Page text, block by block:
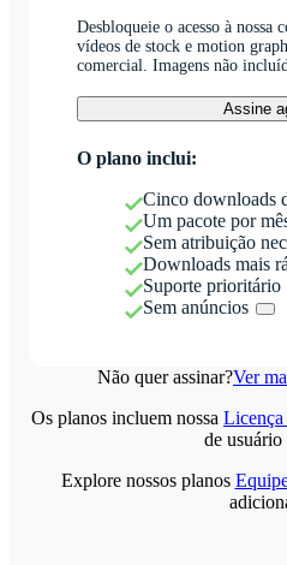
Desbloqueie o acesso à nossa
vídeos de stock e motion
comercial. Imagens não
Assine
O plano inclui:
Cinco downloads
Um pacote por
Sem atribuição
Downloads mais
Suporte prioritário
Sem anúncios
Não quer assinar?Ver
Os planos incluem nossa Licença
de
Explore nossos planos